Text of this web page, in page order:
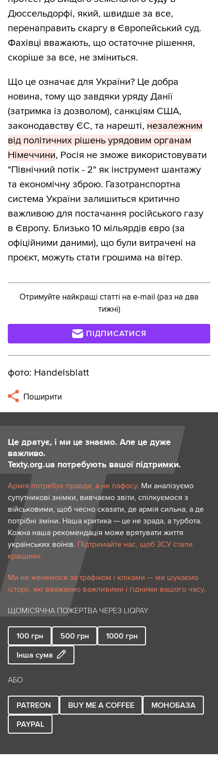
Дюссельдорфі, який, швидше за все,
перенаправить скаргу в Європейський суд.
Фахівці вважають, що остаточне рішення,
скоріше за все, не зміниться.
Що це означає для України? Це добра
новина, тому що завдяки уряду Данії
(затримка із дозволом), санкціям США,
законодавству ЄС, та нарешті, незалежним
від політичних рішень урядовим органам
Німеччини, Росія не зможе використовувати
"Північний потік - 2" як інструмент шантажу
та економічну зброю. Газотранспортна
система України залишиться критично
важливою для постачання російського газу
в Європу. Близько 10 мільярдів євро (за
офіційними даними), що були витрачені на
проєкт, можуть стати грошима на вітер.
Отримуйте найкращі статті на e-mail (раз на два
тижні)
ПІДПИСАТИСЯ
фото: Handelsblatt
Поширити
Це дратує, і ми це знаємо. Але це дуже
важливо.
Texty.org.ua потребують вашої підтримки.
Армія потребує правди, а не пафосу. Ми аналізуємо
супутникові знімки, вивчаємо звіти, спілкуємося з
військовими, щоб чесно сказати, де армія сильна, а де
потрібні зміни. Наша критика — це не зрада, а турбота.
Кожна наша рекомендація може врятувати життя
українських воїнів. Підтримайте нас, щоб ЗСУ стали
кращими.
Ми не женемося за трафіком і кліками — ми шукаємо
історії, які вважаємо важливими і гідними вашого часу.
ЩОМІСЯЧНА ПОЖЕРТВА ЧЕРЕЗ LIQPAY
100 грн 500 грн 1000 грн
Інша сума
АБО
PATREON BUY ME A COFFEE
МОНОБАЗА
PAYPAL